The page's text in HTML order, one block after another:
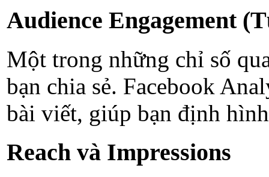
Audience Engagement
Một trong những chỉ số
bạn chia sẻ. Facebook
bài viết, giúp bạn định
Reach và Impressions